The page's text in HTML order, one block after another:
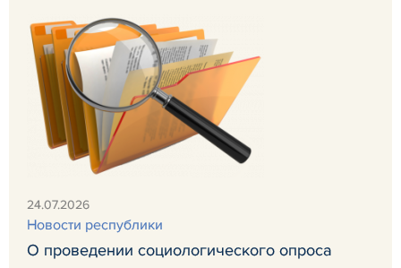
24.07.2026
Новости республики
О проведении социологического опроса